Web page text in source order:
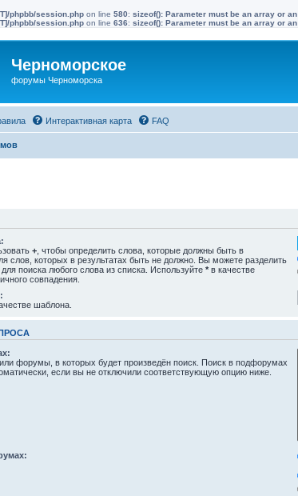
phpbb/session.php on line 580: sizeof(): Parameter must be an array or
phpbb/session.php on line 636: sizeof(): Parameter must be an array or
Черноморское
форумы Черноморска
Интерактивная карта FAQ
+ , чтобы определить слова, которые должны быть в
слов, которых в результатах быть не должно. Вы можете разделить
для поиска любого слова из списка. Используйте * в качестве
совпадения.
шаблона.
форумы, в которых будет произведён поиск. Поиск в подфорумах
если вы не отключили соответствующую опцию ниже.